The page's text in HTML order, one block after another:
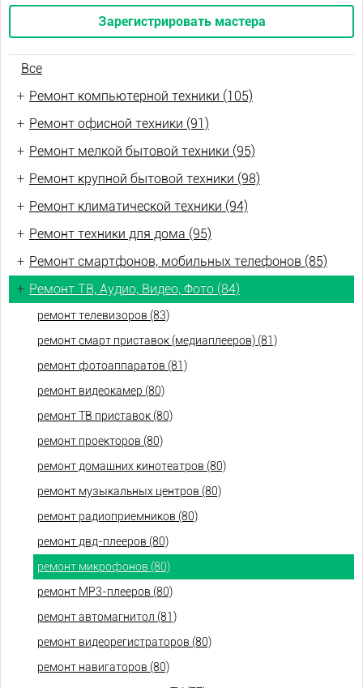
Зарегистрировать мастера
Все
+ Ремонт компьютерной техники (105)
+ Ремонт офисной техники (91)
+ Ремонт мелкой бытовой техники (95)
+ Ремонт крупной бытовой техники (98)
+ Ремонт климатической техники (94)
+ Ремонт техники для дома (95)
+ Ремонт смартфонов, мобильных телефонов (85)
+ Ремонт ТВ, Аудио, Видео, Фото (84)
ремонт телевизоров (83)
ремонт смарт приставок (медиаплееров) (81)
ремонт фотоаппаратов (81)
ремонт видеокамер (80)
ремонт ТВ приставок (80)
ремонт проекторов (80)
ремонт домашних кинотеатров (80)
ремонт музыкальных центров (80)
ремонт радиоприемников (80)
ремонт двд-плееров (80)
ремонт микрофонов (80)
ремонт МР3-плееров (80)
ремонт автомагнитол (81)
ремонт видеорегистраторов (80)
ремонт навигаторов (80)